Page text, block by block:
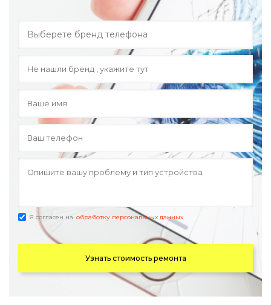
Я согласен на обработку персональных данных
Узнать стоимость ремонта